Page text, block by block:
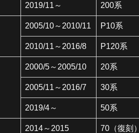
2019/11～ 200系
2005/10～2010/11 P10系
2010/11～2016/8 P120系
2000/5～2005/10 20系
2005/11～2016/7 30系
2019/4～ 50系
2014～2015 70（復刻